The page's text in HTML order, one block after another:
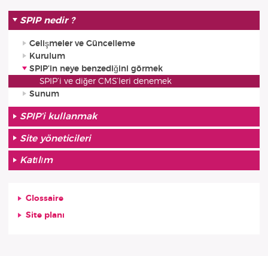
SPIP nedir ?
Gelişmeler ve Güncelleme
Kurulum
SPIP’in neye benzediğini görmek
SPIP’i ve diğer CMS’leri denemek
Sunum
SPIP’i kullanmak
Site yöneticileri
Katılım
Glossaire
Site planı